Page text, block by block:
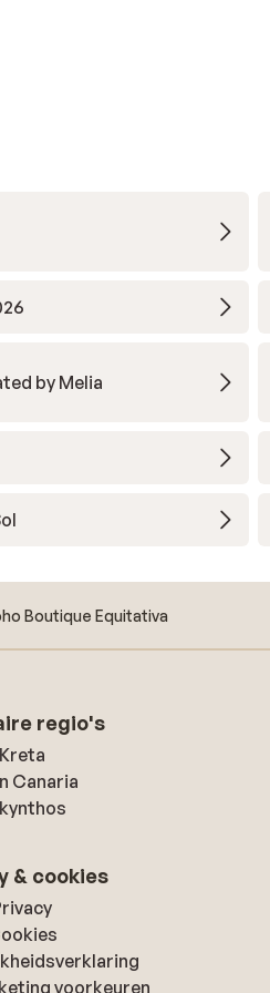
by Melia
Boutique Equitativa
regio's
Kreta
Canaria
& cookies
voorkeuren